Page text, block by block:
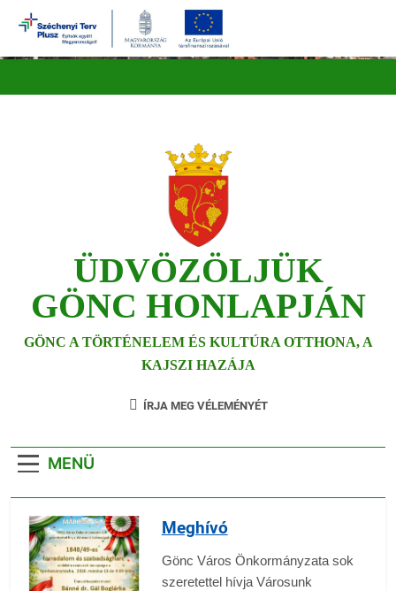
Ugrás
ÜDVÖZÖLJÜK
GÖNC HONLAPJÁN
GÖNC A TÖRTÉNELEM ÉS KULTÚRA OTTHONA, A
KAJSZI HAZÁJA
ÍRJA MEG VÉLEMÉNYÉT
MENÜ
Meghívó
Gönc Város Önkormányzata sok
szeretettel hívja Városunk